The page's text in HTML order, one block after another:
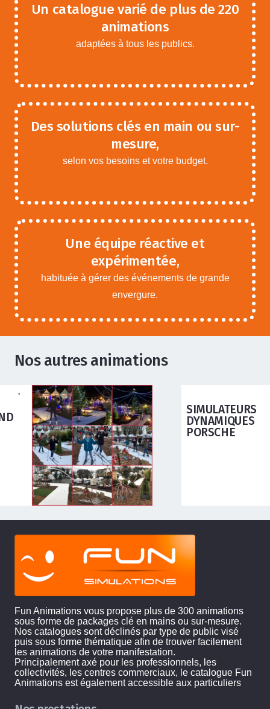
Un catalogue varié de plus de 220
animations
adaptées à tous les publics.
Des solutions clés en main ou sur-
mesure,
selon vos besoins et votre budget.
Une équipe réactive et
expérimentée,
habituée à gérer des événements de grande
envergure.
Nos autres animations
ANIMATIONS ADOS ADULTES
SIMULATEURS
DYNAMIQUES
PORSCHE
Fun Animations vous propose plus de 300 animations
sous forme de packages clé en mains ou sur-mesure.
Nos catalogues sont déclinés par type de public visé
puis sous forme thématique afin de trouver facilement
les animations de votre manifestation.
Principalement axé pour les professionnels, les
collectivités, les centres commerciaux, le catalogue Fun
Animations est également accessible aux particuliers